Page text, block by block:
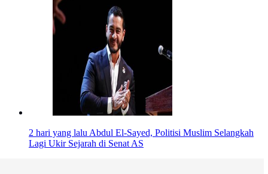
2 hari yang laluAbdul El-Sayed, Politisi Muslim Selangkah
Lagi Ukir Sejarah di Senat AS